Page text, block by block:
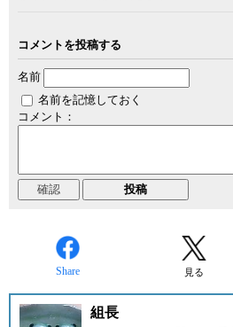
コメントを投稿する
名前
名前を記憶しておく
コメント：
Share 見る
組長